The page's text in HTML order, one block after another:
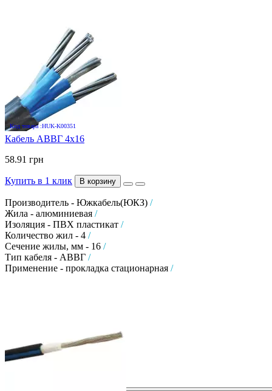
Код товара :HUK-K00351
Кабель АВВГ 4х16
58.91 грн
Купить в 1 клик В корзину
Производитель - Южкабель(ЮКЗ) /
Жила - алюминиевая /
Изоляция - ПВХ пластикат /
Количество жил - 4 /
Сечение жилы, мм - 16 /
Тип кабеля - АВВГ /
Применение - прокладка стационарная /